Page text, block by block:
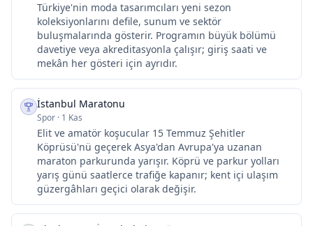
Türkiye'nin moda tasarımcıları yeni sezon
koleksiyonlarını defile, sunum ve sektör
buluşmalarında gösterir. Programın büyük bölümü
davetiye veya akreditasyonla çalışır; giriş saati ve
mekân her gösteri için ayrıdır.
İstanbul Maratonu
Spor · 1 Kas
Elit ve amatör koşucular 15 Temmuz Şehitler
Köprüsü'nü geçerek Asya'dan Avrupa'ya uzanan
maraton parkurunda yarışır. Köprü ve parkur yolları
yarış günü saatlerce trafiğe kapanır; kent içi ulaşım
güzergâhları geçici olarak değişir.